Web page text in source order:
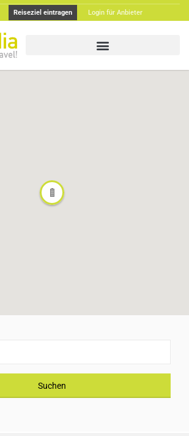
Reiseziel eintragen Login für Anbieter
Suchen